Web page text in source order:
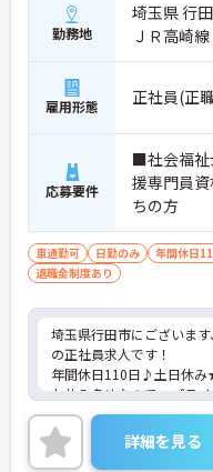
勤務地
埼玉県 行
ＪＲ高崎
雇用形態 正社員(正
応募要件
■社会福祉
援専門員
ちの方
車通勤可 日勤のみ 年間休日
退職金制度あり
埼玉県行田市にございま
の正社員求人です！
年間休日110日♪土日休
お休み多めなので、プラ
確保できます！
ご興味のある方は、マイナ
せください。
詳細を見る